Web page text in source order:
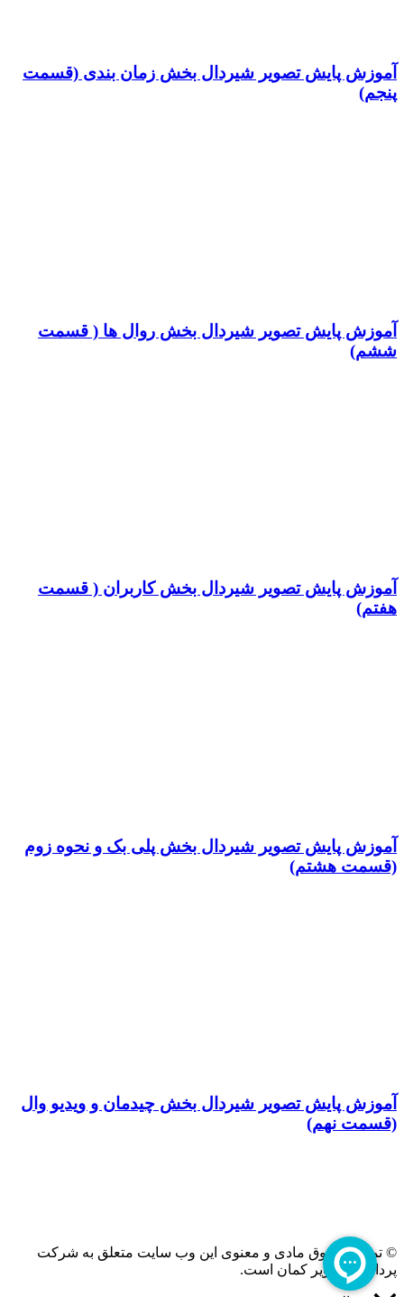
آموزش پایش تصویر شیردال بخش زمان بندی (قسمت
پنجم)
آموزش پایش تصویر شیردال بخش روال ها ( قسمت
ششم)
آموزش پایش تصویر شیردال بخش کاربران ( قسمت
هفتم)
آموزش پایش تصویر شیردال بخش پلی بک و نحوه زوم
(قسمت هشتم)
آموزش پایش تصویر شیردال بخش چیدمان و ویدیو وال
(قسمت نهم)
© تمامی حقوق مادی و معنوی این وب سایت متعلق به شرکت
پردازش تصویر کمان است.